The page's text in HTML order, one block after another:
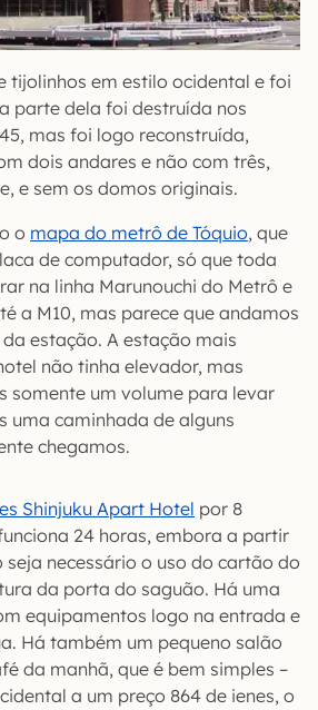
tijolinhos em estilo ocidental e foi
parte dela foi destruída nos
mas foi logo reconstruída,
dois andares e não com três,
e sem os domos originais.
o mapa do metrô de Tóquio, que
de computador, só que toda
na linha Marunouchi do Metrô e
a M10, mas parece que andamos
estação. A estação mais
não tinha elevador, mas
somente um volume para levar
uma caminhada de alguns
chegamos.
Shinjuku Apart Hotel por 8
24 horas, embora a partir
necessário o uso do cartão do
da porta do saguão. Há uma
equipamentos logo na entrada e
Há também um pequeno salão
da manhã, que é bem simples –
a um preço 864 de ienes, o